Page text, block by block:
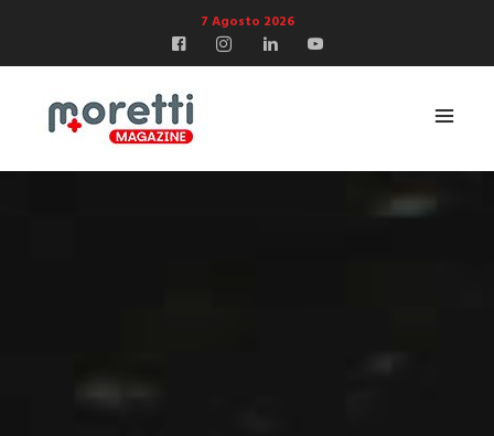
7 Agosto 2026